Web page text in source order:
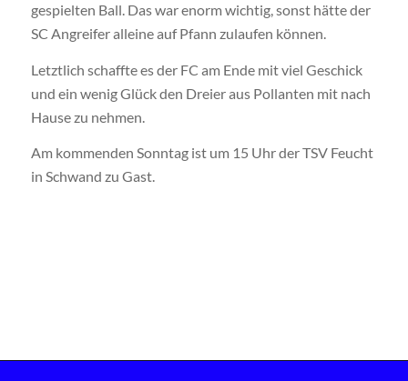
gespielten Ball. Das war enorm wichtig, sonst hätte der
SC Angreifer alleine auf Pfann zulaufen können.
Letztlich schaffte es der FC am Ende mit viel Geschick
und ein wenig Glück den Dreier aus Pollanten mit nach
Hause zu nehmen.
Am kommenden Sonntag ist um 15 Uhr der TSV Feucht
in Schwand zu Gast.